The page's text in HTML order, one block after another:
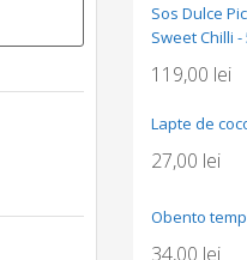
Sos Dulce
Sweet Chilli -
119,00 lei
Lapte de
27,00 lei
Obento
34,00 lei